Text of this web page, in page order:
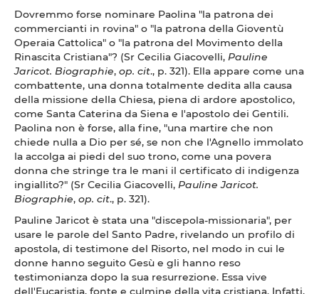
Dovremmo forse nominare Paolina "la patrona dei
commercianti in rovina" o "la patrona della Gioventù
Operaia Cattolica" o "la patrona del Movimento della
Rinascita Cristiana"? (Sr Cecilia Giacovelli, Pauline
Jaricot. Biographie, op. cit., p. 321). Ella appare come una
combattente, una donna totalmente dedita alla causa
della missione della Chiesa, piena di ardore apostolico,
come Santa Caterina da Siena e l'apostolo dei Gentili.
Paolina non è forse, alla fine, "una martire che non
chiede nulla a Dio per sé, se non che l'Agnello immolato
la accolga ai piedi del suo trono, come una povera
donna che stringe tra le mani il certificato di indigenza
ingiallito?" (Sr Cecilia Giacovelli, Pauline Jaricot.
Biographie, op. cit., p. 321).
Pauline Jaricot è stata una "discepola-missionaria", per
usare le parole del Santo Padre, rivelando un profilo di
apostola, di testimone del Risorto, nel modo in cui le
donne hanno seguito Gesù e gli hanno reso
testimonianza dopo la sua resurrezione. Essa vive
dell'Eucaristia, fonte e culmine della vita cristiana. Infatti,